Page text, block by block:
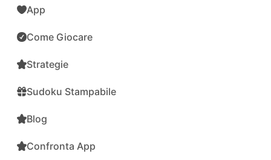
App
Come Giocare
Strategie
Sudoku Stampabile
Blog
Confronta App